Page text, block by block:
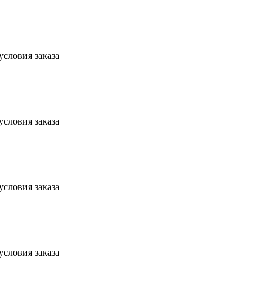
заказа
заказа
заказа
заказа